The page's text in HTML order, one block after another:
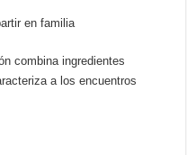
en familia
combina ingredientes
a los encuentros